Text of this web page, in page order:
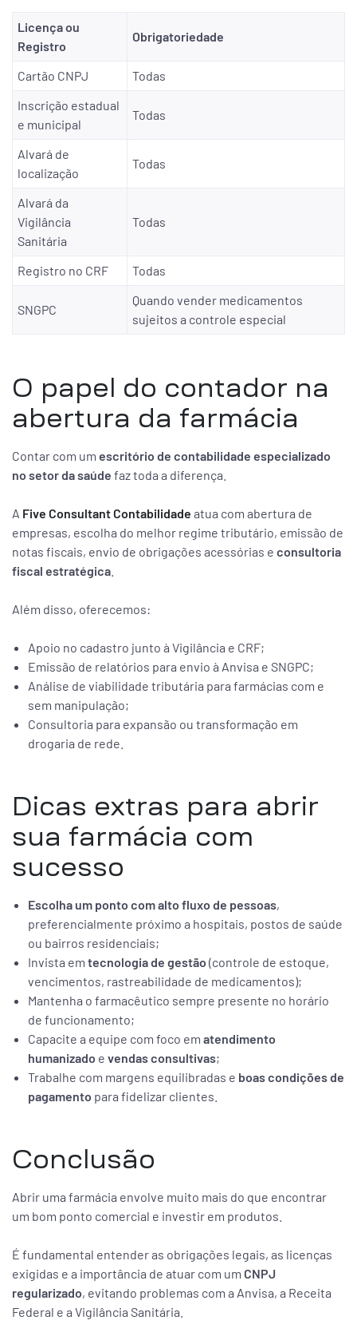
Licença ou
Registro
Obrigatoriedade
Cartão CNPJ
Todas
Inscrição estadual
e municipal
Todas
Alvará de
localização
Todas
Alvará da
Vigilância
Sanitária
Todas
Registro no CRF Todas
SNGPC
Quando vender medicamentos
sujeitos a controle especial
O papel do contador na
abertura da farmácia
Contar com um escritório de contabilidade especializado
no setor da saúde faz toda a diferença.
A Five Consultant Contabilidade atua com abertura de
empresas, escolha do melhor regime tributário, emissão de
notas fiscais, envio de obrigações acessórias e consultoria
fiscal estratégica
Além disso, oferecemos:
Apoio no cadastro junto à Vigilância e CRF;
Emissão de relatórios para envio à Anvisa e SNGPC;
Análise de viabilidade tributária para farmácias com e
sem manipulação;
Consultoria para expansão ou transformação em
drogaria de rede.
Dicas extras para abrir
sua farmácia com
sucesso
Escolha um ponto com alto fluxo de pessoas,
preferencialmente próximo a hospitais, postos de saúde
ou bairros residenciais;
Invista em tecnologia de gestão (controle de estoque,
vencimentos, rastreabilidade de medicamentos);
Mantenha o farmacêutico sempre presente no horário
de funcionamento;
Capacite a equipe com foco em atendimento
humanizado e vendas consultivas;
Trabalhe com margens equilibradas e boas condições de
pagamento para fidelizar clientes.
Conclusão
Abrir uma farmácia envolve muito mais do que encontrar
um bom ponto comercial e investir em produtos.
É fundamental entender as obrigações legais, as licenças
exigidas e a importância de atuar com um CNPJ
regularizado, evitando problemas com a Anvisa, a Receita
Federal e a Vigilância Sanitária.